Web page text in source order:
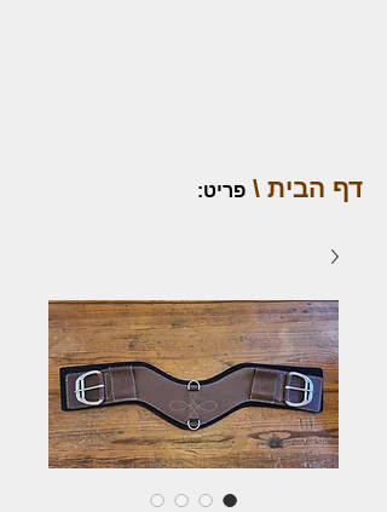
דף הבית \ פריט: